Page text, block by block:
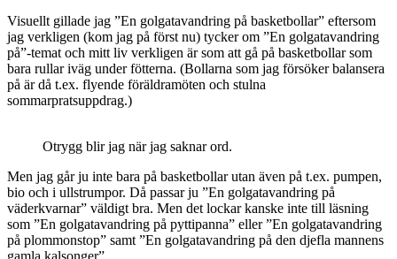
Visuellt gillade jag ”En golgatavandring på basketbollar” eftersom
jag verkligen (kom jag på först nu) tycker om ”En golgatavandring
på”-temat och mitt liv verkligen är som att gå på basketbollar som
bara rullar iväg under fötterna. (Bollarna som jag försöker balansera
på är då t.ex. flyende föräldramöten och stulna
sommarpratsuppdrag.)
Otrygg blir jag när jag saknar ord.
Men jag går ju inte bara på basketbollar utan även på t.ex. pumpen,
bio och i ullstrumpor. Då passar ju ”En golgatavandring på
väderkvarnar” väldigt bra. Men det lockar kanske inte till läsning
som ”En golgatavandring på pyttipanna” eller ”En golgatavandring
på plommonstop” samt ”En golgatavandring på den djefla mannens
gamla kalsonger”.